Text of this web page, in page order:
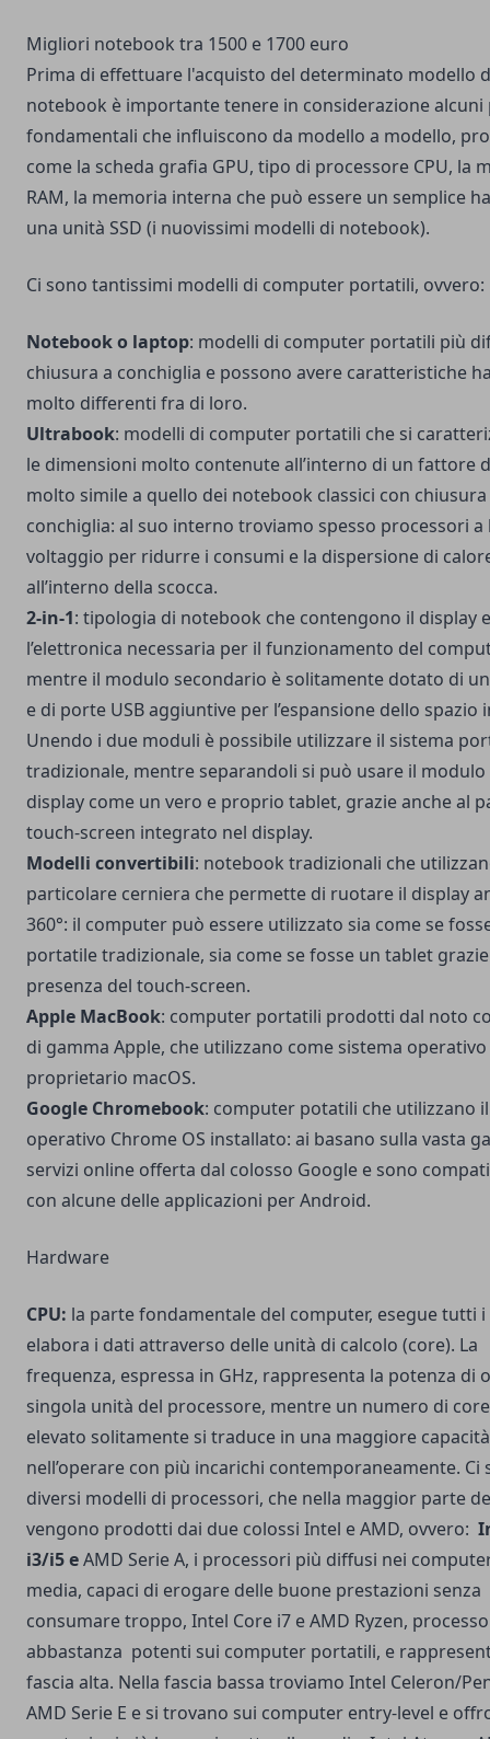
Migliori notebook tra 1500 e 1700 euro
Prima di effettuare l'acquisto del determinato modello
notebook è importante tenere in considerazione
fondamentali che influiscono da modello a modello,
come la scheda grafia GPU, tipo di processore CPU, la
RAM, la memoria interna che può essere un semplice
una unità SSD (i nuovissimi modelli di notebook).
Ci sono tantissimi modelli di computer portatili, ovvero:
Notebook o laptop: modelli di computer portatili più
chiusura a conchiglia e possono avere caratteristiche
molto differenti fra di loro.
Ultrabook: modelli di computer portatili che si
le dimensioni molto contenute all’interno di un fattore
molto simile a quello dei notebook classici con chiusura
conchiglia: al suo interno troviamo spesso processori a
voltaggio per ridurre i consumi e la dispersione di
all’interno della scocca.
2-in-1: tipologia di notebook che contengono il display
l’elettronica necessaria per il funzionamento del
mentre il modulo secondario è solitamente dotato di
e di porte USB aggiuntive per l’espansione dello spazio
Unendo i due moduli è possibile utilizzare il sistema
tradizionale, mentre separandoli si può usare il modulo
display come un vero e proprio tablet, grazie anche al
touch-screen integrato nel display.
Modelli convertibili: notebook tradizionali che
particolare cerniera che permette di ruotare il display
360°: il computer può essere utilizzato sia come se
portatile tradizionale, sia come se fosse un tablet
presenza del touch-screen.
Apple MacBook: computer portatili prodotti dal noto
di gamma Apple, che utilizzano come sistema
proprietario macOS.
Google Chromebook: computer potatili che utilizzano
operativo Chrome OS installato: ai basano sulla vasta
servizi online offerta dal colosso Google e sono
con alcune delle applicazioni per Android.
Hardware
CPU: la parte fondamentale del computer, esegue tutti i
elabora i dati attraverso delle unità di calcolo (core). La
frequenza, espressa in GHz, rappresenta la potenza di
singola unità del processore, mentre un numero di
elevato solitamente si traduce in una maggiore capacità
nell’operare con più incarichi contemporaneamente. Ci
diversi modelli di processori, che nella maggior parte
vengono prodotti dai due colossi Intel e AMD, ovvero:
i3/i5 eAMD Serie A, i processori più diffusi nei
media, capaci di erogare delle buone prestazioni senza
consumare troppo, Intel Core i7 e AMD Ryzen,
abbastanza potenti sui computer portatili, e
fascia alta. Nella fascia bassa troviamo Intel Celeron/
AMD Serie E e si trovano sui computer entry-level e